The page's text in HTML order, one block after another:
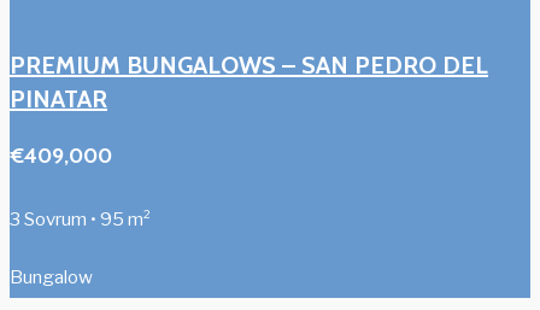
PREMIUM BUNGALOWS – SAN PEDRO DEL
PINATAR
€409,000
3 Sovrum • 95 m²
Bungalow